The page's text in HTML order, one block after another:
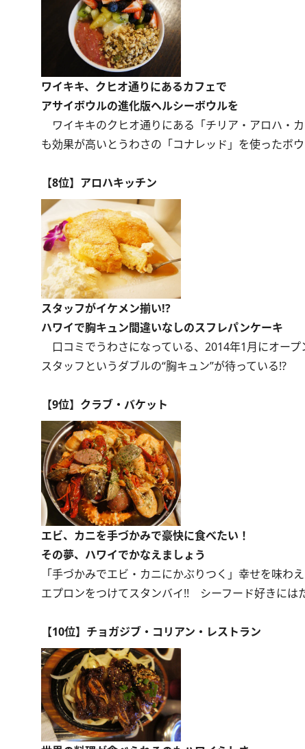
ワイキキ、クヒオ通りにあるカフェで
アサイボウルの進化版ヘルシーボウルを
ワイキキのクヒオ通りにある「チリア・アロハ・
も効果が高いとうわさの「コナレッド」を使ったボ
【8位】アロハキッチン
スタッフがイケメン揃い!?
ハワイで胸キュン間違いなしのスフレパンケーキ
口コミでうわさになっている、2014年1月にオー
スタッフというダブルの“胸キュン”が待っている!?
【9位】クラブ・バケット
エビ、カニを手づかみで豪快に食べたい！
その夢、ハワイでかなえましょう
「手づかみでエビ・カニにかぶりつく」幸せを味
エプロンをつけてスタンバイ!! シーフード好きには
【10位】チョガジブ・コリアン・レストラン